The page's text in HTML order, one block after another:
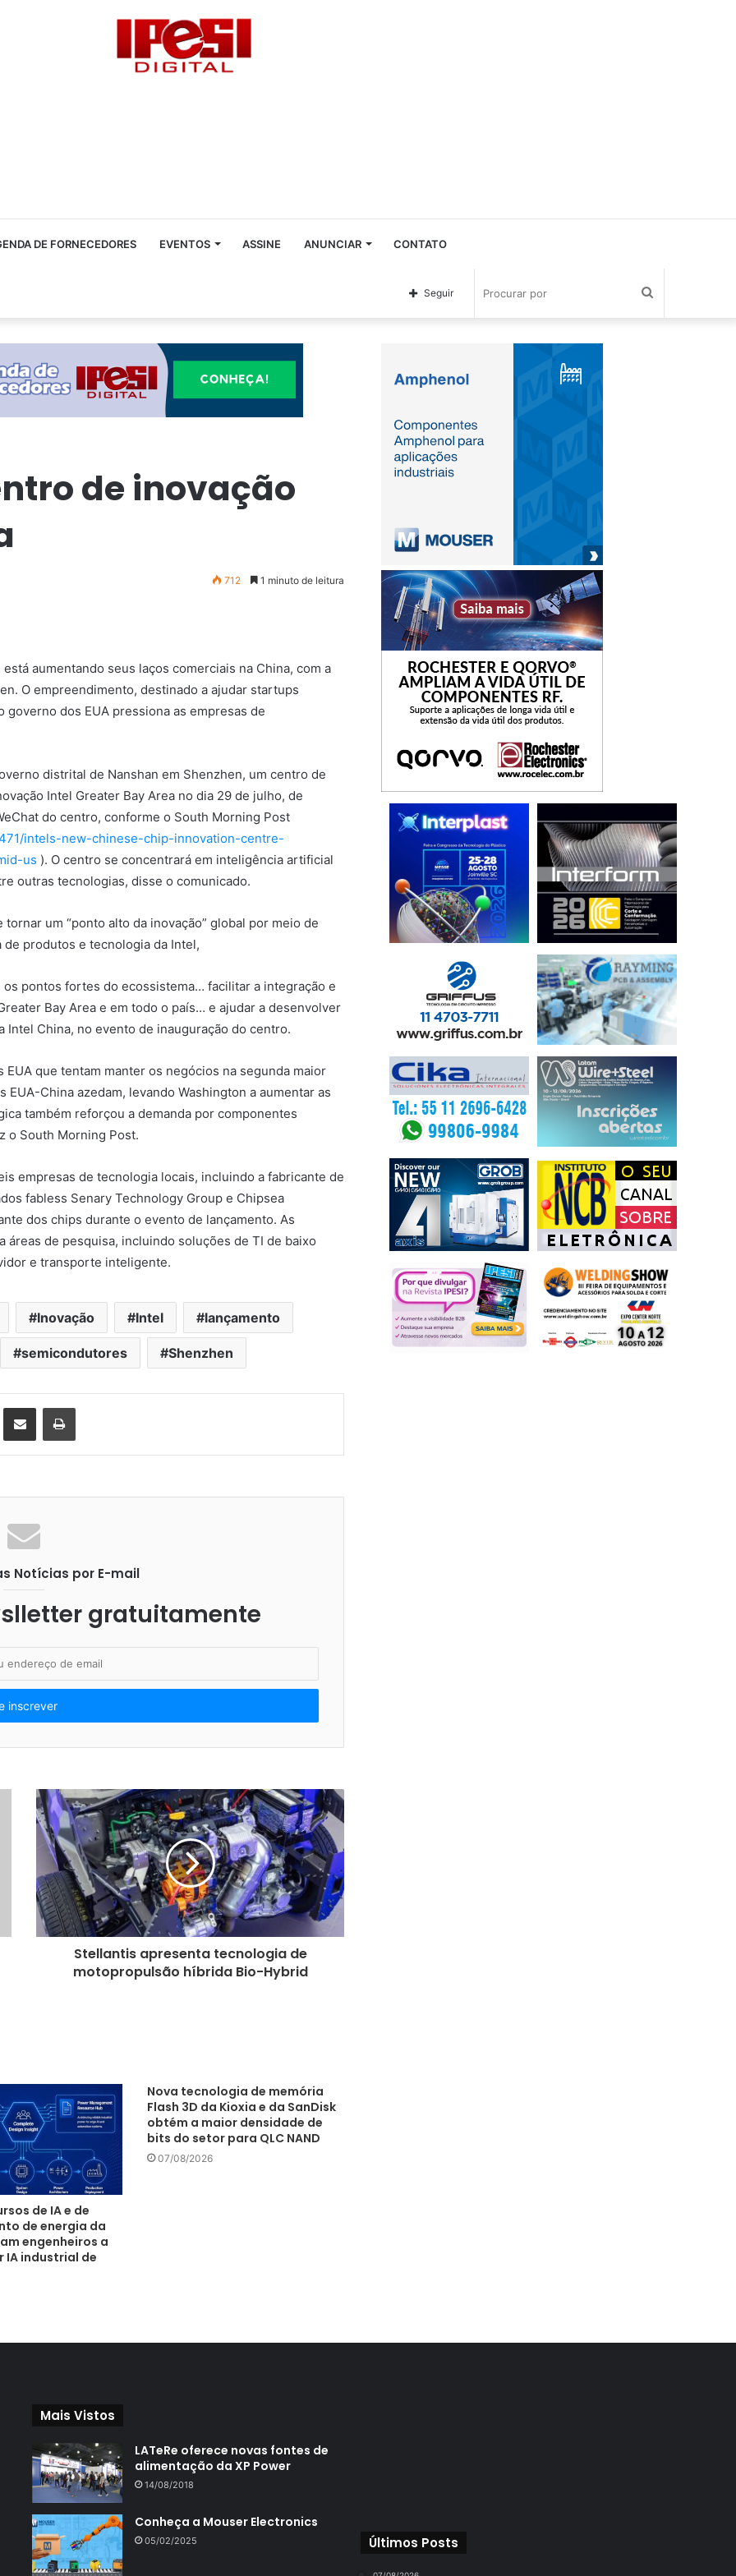
DE FORNECEDORES EVENTOS ASSINE ANUNCIAR CONTATO
Seguir
de inovação
712 1 minuto de leitura
aumentando seus laços comerciais na China, com a
O empreendimento, destinado a ajudar startups
dos EUA pressiona as empresas de
distrital de Nanshan em Shenzhen, um centro de
Intel Greater Bay Area no dia 29 de julho, de
do centro, conforme o South Morning Post
intels-new-chinese-chip-innovation-centre-
us ). O centro se concentrará em inteligência artificial
outras tecnologias, disse o comunicado.
um “ponto alto da inovação” global por meio de
produtos e tecnologia da Intel,
os pontos fortes do ecossistema… facilitar a integração e
Bay Area e em todo o país… e ajudar a desenvolver
Intel China, no evento de inauguração do centro.
que tentam manter os negócios na segunda maior
China azedam, levando Washington a aumentar as
também reforçou a demanda por componentes
o South Morning Post.
empresas de tecnologia locais, incluindo a fabricante de
fabless Senary Technology Group e Chipsea
dos chips durante o evento de lançamento. As
de pesquisa, incluindo soluções de TI de baixo
e transporte inteligente.
Inovação Intel lançamento
semicondutores Shenzhen
Notícias por E-mail
gratuitamente
Stellantis apresenta tecnologia de
motopropulsão híbrida Bio-Hybrid
de IA e de
de energia da
engenheiros a
IA industrial de
Nova tecnologia de memória
Flash 3D da Kioxia e da SanDisk
obtém a maior densidade de
bits do setor para QLC NAND
07/08/2026
Mais Vistos
LATeRe oferece novas fontes de
alimentação da XP Power
14/08/2018
Conheça a Mouser Electronics
05/02/2025 Últimos Posts